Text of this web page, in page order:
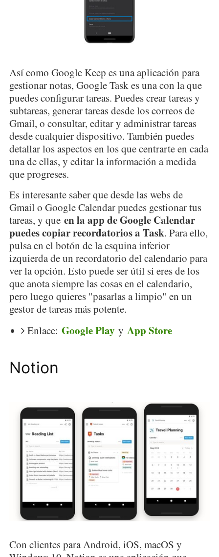
Así como Google Keep es una aplicación para
gestionar notas, Google Task es una con la que
puedes configurar tareas. Puedes crear tareas y
subtareas, generar tareas desde los correos de
Gmail, o consultar, editar y administrar tareas
desde cualquier dispositivo. También puedes
detallar los aspectos en los que centrarte en cada
una de ellas, y editar la información a medida
que progreses.
Es interesante saber que desde las webs de
Gmail o Google Calendar puedes gestionar tus
tareas, y que en la app de Google Calendar
puedes copiar recordatorios a Task. Para ello,
pulsa en el botón de la esquina inferior
izquierda de un recordatorio del calendario para
ver la opción. Esto puede ser útil si eres de los
que anota siempre las cosas en el calendario,
pero luego quieres "pasarlas a limpio" en un
gestor de tareas más potente.
Enlace: Google Play y App Store
Notion
Con clientes para Android, iOS, macOS y